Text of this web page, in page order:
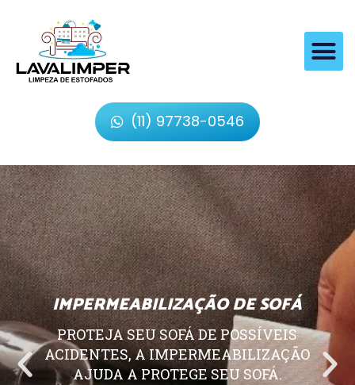
(11) 97738-0546
IMPERMEABILIZAÇÃO DE SOFÁ
PROTEJA SEU SOFÁ DE POSSÍVEIS
ACIDENTES, A IMPERMEABILIZAÇÃO
AJUDA A PROTEGE SEU SOFÁ.